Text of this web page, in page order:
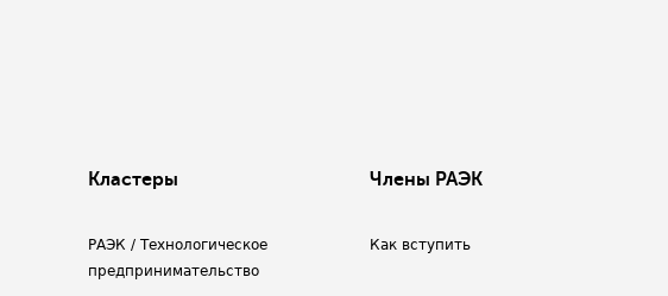
Кластеры
РАЭК / Технологическое
предпринимательство
Члены РАЭК
Как вступить